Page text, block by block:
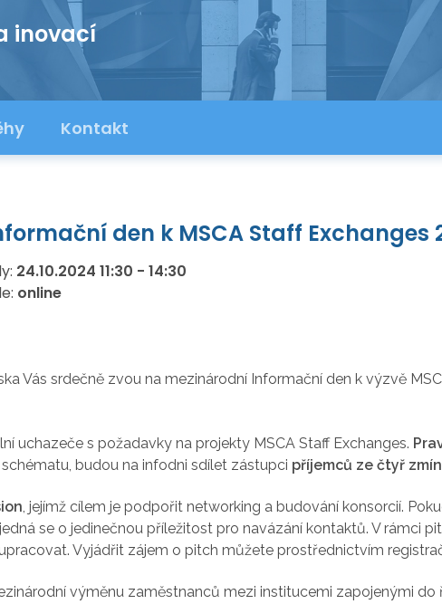
inovací
Kontakt
den k MSCA Staff Exchanges
24.10.2024 11:30 - 14:30
online
Vás srdečně zvou na mezinárodní Informační den k výzvě
uchazeče s požadavky na projekty MSCA Staff Exchanges.
budou na infodni sdílet zástupci příjemců ze čtyř
, jejímž cílem je podpořit networking a budování konsorcií.
se o jedinečnou příležitost pro navázání kontaktů. V rámci
Vyjádřit zájem o pitch můžete prostřednictvím
výměnu zaměstnanců mezi institucemi zapojenými